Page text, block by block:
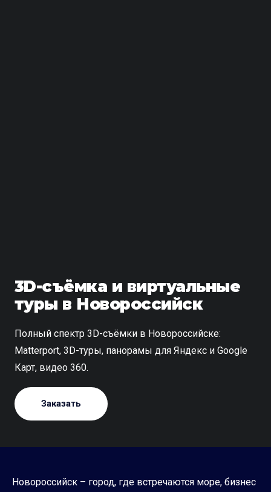
3D-съёмка и виртуальные
туры в Новороссийск
Полный спектр 3D-съёмки в Новороссийске:
Matterport, 3D-туры, панорамы для Яндекс и Google
Карт, видео 360.
Заказать
Новороссийск – город, где встречаются море, бизнес